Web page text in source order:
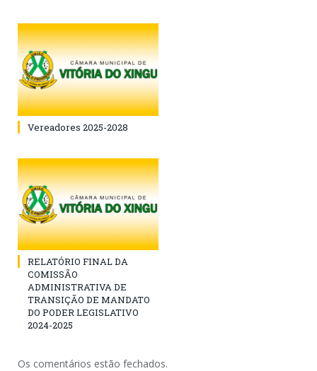
Vereadores 2025-2028
RELATÓRIO FINAL DA
COMISSÃO
ADMINISTRATIVA DE
TRANSIÇÃO DE MANDATO
DO PODER LEGISLATIVO
2024-2025
Os comentários estão fechados.